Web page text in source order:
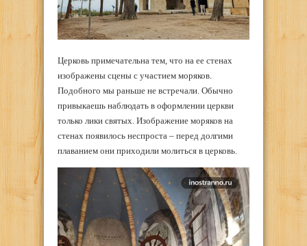
Церковь примечательна тем, что на ее стенах
изображены сцены с участием моряков.
Подобного мы раньше не встречали. Обычно
привыкаешь наблюдать в оформлении церкви
только лики святых. Изображение моряков на
стенах появилось неспроста – перед долгими
плаванием они приходили молиться в церковь.